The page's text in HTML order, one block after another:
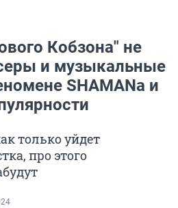
Кобзона" не
и музыкальные
SHAMANа и
только уйдет
про этого